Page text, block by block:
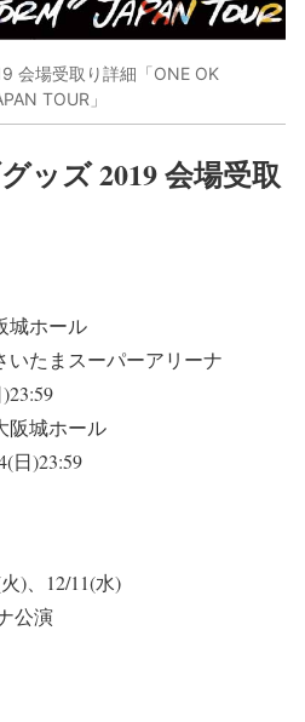
会場受取り詳細「ONE OK
TOUR」
ッズ 2019 会場受取
城ホール
たまスーパーアリーナ
阪城ホール
日)23:59
)、12/11(水)
公演